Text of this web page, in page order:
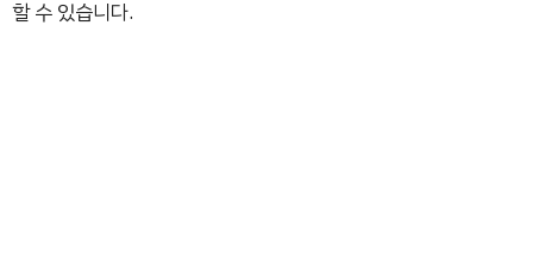
할 수 있습니다.